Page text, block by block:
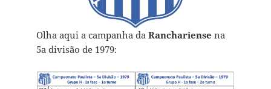
Olha aqui a campanha da Ranchariense na
5a divisão de 1979: